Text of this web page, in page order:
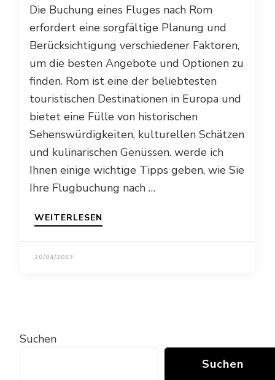
Die Buchung eines Fluges nach Rom
erfordert eine sorgfältige Planung und
Berücksichtigung verschiedener Faktoren,
um die besten Angebote und Optionen zu
finden. Rom ist eine der beliebtesten
touristischen Destinationen in Europa und
bietet eine Fülle von historischen
Sehenswürdigkeiten, kulturellen Schätzen
und kulinarischen Genüssen. werde ich
Ihnen einige wichtige Tipps geben, wie Sie
Ihre Flugbuchung nach …
WEITERLESEN
20/04/2023
Suchen
Suchen